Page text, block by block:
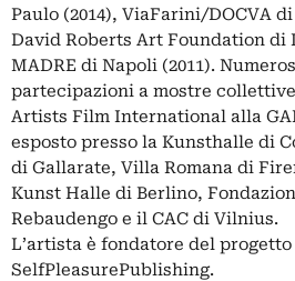
Paulo (2014), ViaFarini/DOCVA
David Roberts Art Foundation di
MADRE di Napoli (2011).
partecipazioni a mostre
Artists Film International alla
esposto presso la Kunsthalle di
di Gallarate, Villa Romana di
Kunst Halle di Berlino,
Rebaudengo e il CAC di Vilnius.
L’artista è fondatore del
SelfPleasurePublishing.